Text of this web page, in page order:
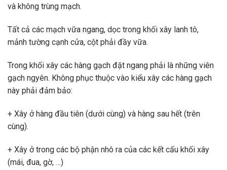
và không trùng mạch.
Tất cả các mạch vữa ngang, dọc trong khối xây lanh tô,
mảnh tường cạnh cửa, cột phải đầy vữa.
Trong khối xây các hàng gạch đặt ngang phải là những viên
gạch ngyên. Không phục thuộc vào kiểu xây các hàng gạch
này phải đảm bảo:
+ Xây ở hàng đầu tiên (dưới cùng) và hàng sau hết (trên
cùng).
+ Xây ở trong các bộ phận nhô ra của các kết cấu khối xây
(mái, đua, gờ, …)